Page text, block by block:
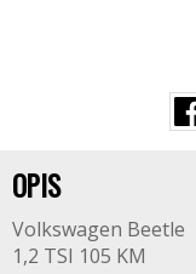
OPIS
Volkswagen Beetle
1,2 TSI 105 KM